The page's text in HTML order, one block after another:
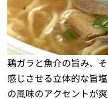
鶏ガラと魚介の旨み、
感じさせる立体的な旨
の風味のアクセントが